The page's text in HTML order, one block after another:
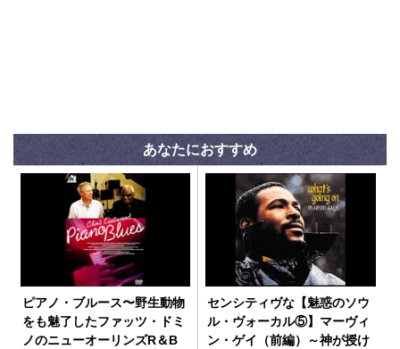
あなたにおすすめ
ピアノ・ブルース〜野生動物
をも魅了したファッツ・ドミ
ノのニューオーリンズR＆B
センシティヴな【魅惑のソウ
ル・ヴォーカル⑤】マーヴィ
ン・ゲイ（前編）～神が授け